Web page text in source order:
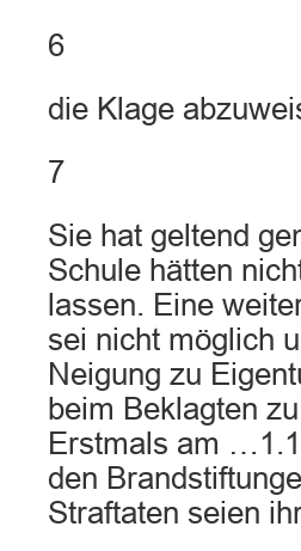
6
die Klage
7
Sie hat geltend
Schule hätten
lassen. Eine
sei nicht möglich
Neigung zu
beim Beklagten
Erstmals am
den
Straftaten seien